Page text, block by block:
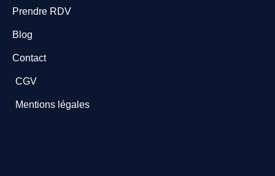
Prendre RDV
Blog
Contact
CGV
Mentions légales